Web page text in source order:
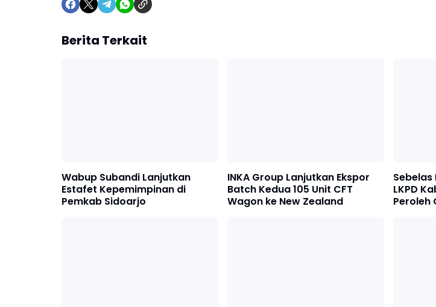
Berita Terkait
Wabup Subandi Lanjutkan
Estafet Kepemimpinan di
Pemkab Sidoarjo
INKA Group Lanjutkan Ekspor
Batch Kedua 105 Unit CFT
Wagon ke New Zealand
LKPD
Peroleh